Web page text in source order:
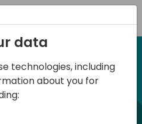
2025
2025
data
technologies, including
about you for